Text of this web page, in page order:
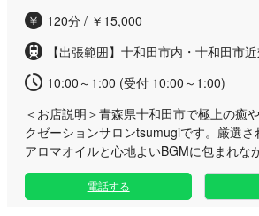
を忘れて無邪気な自分に戻れる特別なひ
までご堪能ください。皆様の「ただいま
つでも心よりお待ちしております。
120分 / ￥15,000
【出張範囲】十和田市内・十和田市
10:00～1:00 (受付 10:00～1:00)
＜お店説明＞青森県十和田市で極上の癒
クゼーションサロンtsumugiです。厳選さ
アロマオイルと心地よいBGMに包まれな
きほぐされる最高のひとときを。 オー
いてセレクトした水溶性マッサージオイ
ロマをブレンド。お肌に優しくなじみ、
電話する